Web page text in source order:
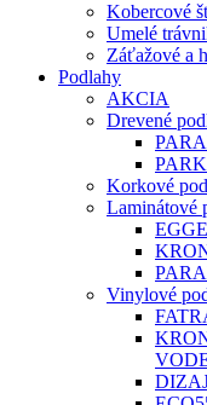
Kobercové
Umelé
Záťažové a
Podlahy
AKCIA
Drevené
Korkové
Laminátové
Vinylové